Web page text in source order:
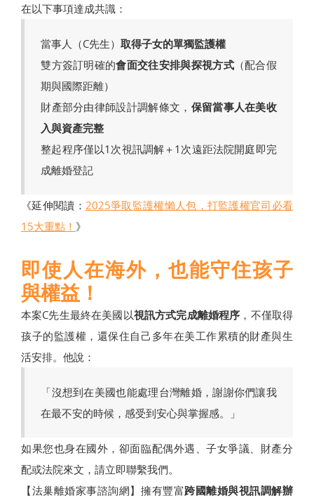
在以下事項達成共識：
當事人（C先生）取得子女的單獨監護權
雙方簽訂明確的會面交往安排與探視方式（配合假
期與國際距離）
財產部分由律師設計調解條文， 保留當事人在美收
入與資產完整
整起程序僅以1次視訊調解＋1次遠距法院開庭即完
成離婚登記
《延伸閱讀： 2025爭取監護權懶人包，打監護權官司必看
15大重點！ 》
即使人在海外，也能守住孩子
與權益！
本案C先生最終在美國以視訊方式完成離婚程序 ，不僅取得
孩子的監護權，還保住自己多年在美工作累積的財產與生
活安排。他說：
「沒想到在美國也能處理台灣離婚，謝謝你們讓我
在最不安的時候，感受到安心與掌握感。」
如果您也身在國外，卻面臨配偶外遇、子女爭議、財產分
配或法院來文，請立即聯繫我們。
【法巢離婚家事諮詢網】擁有豐富跨國離婚與視訊調解辦